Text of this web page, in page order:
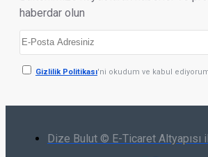
haberdar olun
Gizlilik Politikası'ni okudum ve kabul
Dize Bulut © E-Ticaret Altyapısı